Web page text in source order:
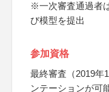
※一次審査通過者
び模型を提出
参加資格
最終審査（2019年
ンテーションが可